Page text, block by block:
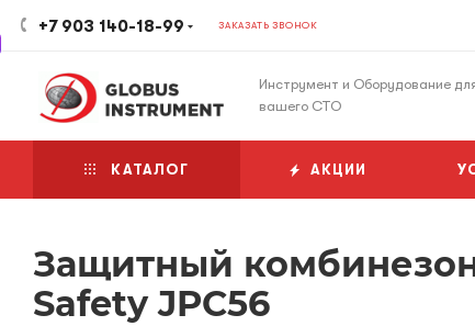
+7 903 140-18-99 ЗАКАЗАТЬ ЗВОНОК
Инструмент и Оборудование
вашего СТО
КАТАЛОГ АКЦИИ
Защитный
Safety JPC56